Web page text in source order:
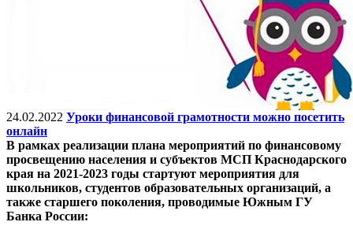
24.02.2022 Уроки финансовой грамотности можно посетить
онлайн
В рамках реализации плана мероприятий по финансовому
просвещению населения и субъектов МСП Краснодарского
края на 2021-2023 годы стартуют мероприятия для
школьников, студентов образовательных организаций, а
также старшего поколения, проводимые Южным ГУ
Банка России: